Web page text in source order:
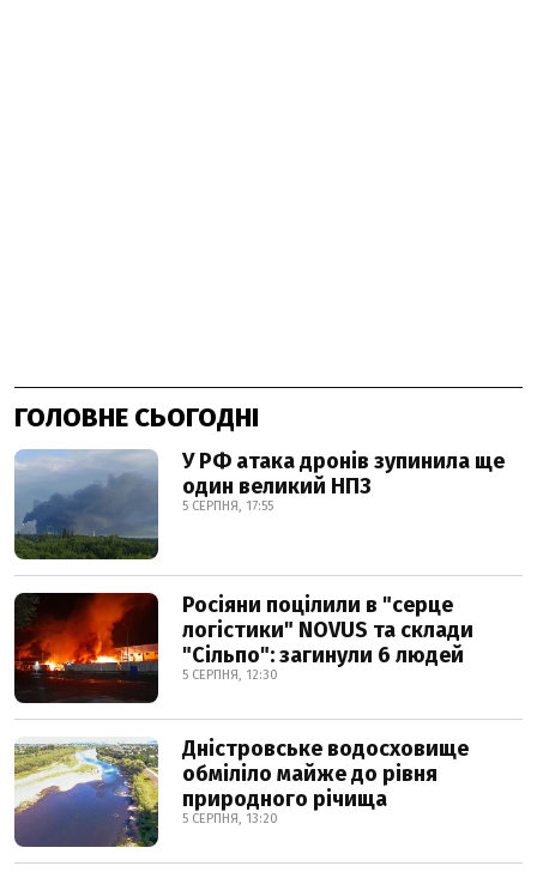
ГОЛОВНЕ СЬОГОДНІ
У РФ атака дронів зупинила ще
один великий НПЗ
5 СЕРПНЯ, 17:55
Росіяни поцілили в "серце
логістики" NOVUS та склади
"Сільпо": загинули 6 людей
5 СЕРПНЯ, 12:30
Дністровське водосховище
обміліло майже до рівня
природного річища
5 СЕРПНЯ, 13:20